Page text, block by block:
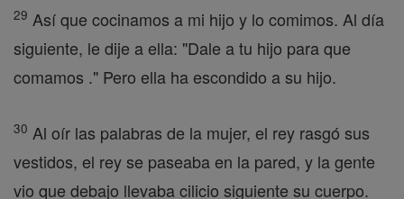
29 Así que cocinamos a mi hijo y lo comimos. Al día
siguiente, le dije a ella: "Dale a tu hijo para que
comamos ." Pero ella ha escondido a su hijo.
30 Al oír las palabras de la mujer, el rey rasgó sus
vestidos, el rey se paseaba en la pared, y la gente
vio que debajo llevaba cilicio siguiente su cuerpo.